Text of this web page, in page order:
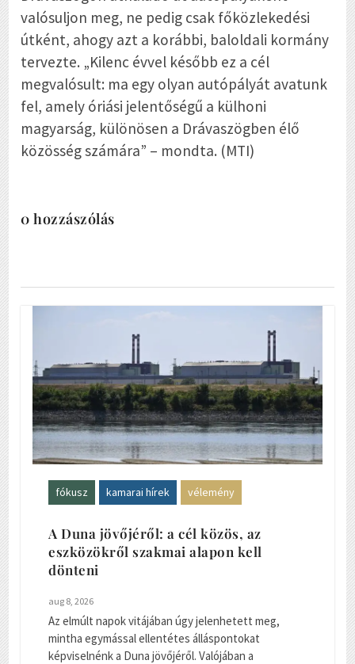
valósuljon meg, ne pedig csak főközlekedési
útként, ahogy azt a korábbi, baloldali kormány
tervezte. „Kilenc évvel később ez a cél
megvalósult: ma egy olyan autópályát avatunk
fel, amely óriási jelentőségű a külhoni
magyarság, különösen a Drávaszögben élő
közösség számára” – mondta. (MTI)
0 hozzászólás
fókusz kamarai hírek vélemény
A Duna jövőjéről: a cél közös, az
eszközökről szakmai alapon kell
dönteni
aug 8, 2026
Az elmúlt napok vitájában úgy jelenhetett meg,
mintha egymással ellentétes álláspontokat
képviselnénk a Duna jövőjéről. Valójában a